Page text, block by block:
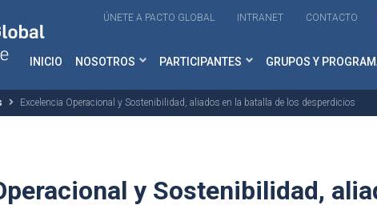
ÚNETE A PACTO GLOBAL INTRANET CONTACTO
INICIO NOSOTROS PARTICIPANTES GRUPOS Y
Excelencia Operacional y Sostenibilidad, aliados en la batalla de los desperdicios
y Sostenibilidad,